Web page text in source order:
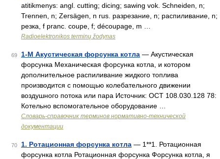
atitikmenys: angl. cutting; dicing; sawing vok. Schneiden, n;
Trennen, n; Zersägen, n rus. разрезание, n; распиливание, n;
резка, f pranc. coupe, f; découpage, m …
Radioelektronikos terminų žodynas
69 1-М Акустическая форсунка котла — Акустическая
форсунка Механическая форсунка котла, и котором
дополнительное распиливание жидкого топлива
производится с помощью колебательного движении
воздушного потока или пара Источник: ОСТ 108.030.128 78:
Котельно вспомогательное оборудование …
Словарь-справочник терминов нормативно-технической
документации
70 1. Ротационная форсунка котла — 1**1. Ротационная
форсунка котла Ротационная форсунка Форсунка котла, я